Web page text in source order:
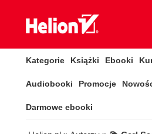
Kategorie Książki Ebooki
Audiobooki Promocje
Darmowe ebooki